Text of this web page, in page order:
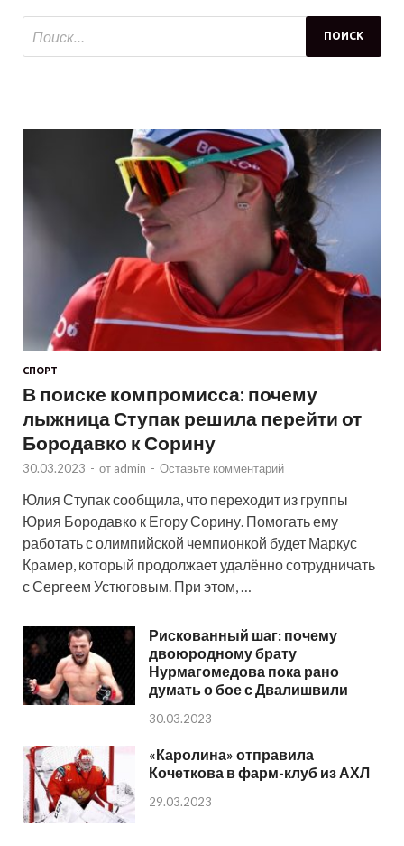
СПОРТ
В поиске компромисса: почему
лыжница Ступак решила перейти от
Бородавко к Сорину
30.03.2023 - от admin - Оставьте комментарий
Юлия Ступак сообщила, что переходит из группы
Юрия Бородавко к Егору Сорину. Помогать ему
работать с олимпийской чемпионкой будет Маркус
Крамер, который продолжает удалённо сотрудничать
с Сергеем Устюговым. При этом, …
Рискованный шаг: почему
двоюродному брату
Нурмагомедова пока рано
думать о бое с Двалишвили
30.03.2023
«Каролина» отправила
Кочеткова в фарм-клуб из АХЛ
29.03.2023